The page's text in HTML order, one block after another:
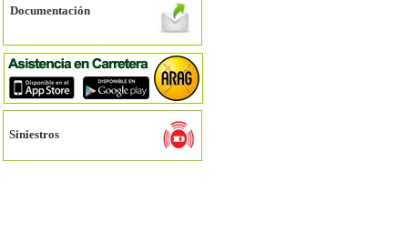
Documentación
Siniestros